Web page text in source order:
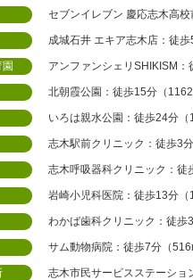
セブンイレブン 慶応志木高校
成城石井 エキア志木店：徒歩
アンファンシェリSHIKISM：
北朝霞公園：徒歩15分（
いろは親水公園：徒歩24分（
志木駅前クリニック：徒歩3分
志木呼吸器科クリニック：徒
岩崎小児科医院：徒歩13分（
わかば歯科クリニック：徒歩
サム動物病院：徒歩7分（
志木市民サービスステーショ